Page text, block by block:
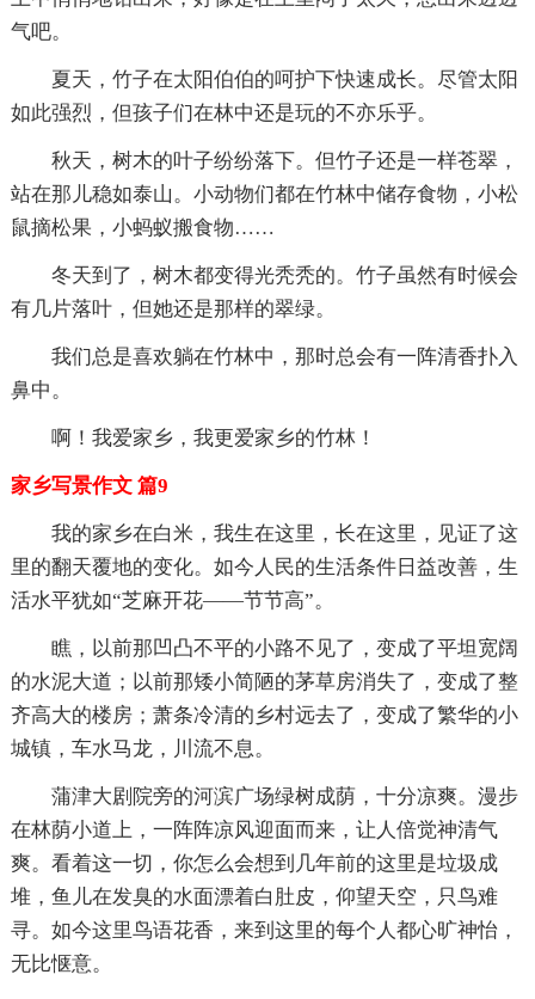
气吧。
夏天，竹子在太阳伯伯的呵护下快速成长。尽管太阳
如此强烈，但孩子们在林中还是玩的不亦乐乎。
秋天，树木的叶子纷纷落下。但竹子还是一样苍翠，
站在那儿稳如泰山。小动物们都在竹林中储存食物，小松
鼠摘松果，小蚂蚁搬食物……
冬天到了，树木都变得光秃秃的。竹子虽然有时候会
有几片落叶，但她还是那样的翠绿。
我们总是喜欢躺在竹林中，那时总会有一阵清香扑入
鼻中。
啊！我爱家乡，我更爱家乡的竹林！
家乡写景作文 篇9
我的家乡在白米，我生在这里，长在这里，见证了这
里的翻天覆地的变化。如今人民的生活条件日益改善，生
活水平犹如“芝麻开花——节节高”。
瞧，以前那凹凸不平的小路不见了，变成了平坦宽阔
的水泥大道；以前那矮小简陋的茅草房消失了，变成了整
齐高大的楼房；萧条冷清的乡村远去了，变成了繁华的小
城镇，车水马龙，川流不息。
蒲津大剧院旁的河滨广场绿树成荫，十分凉爽。漫步
在林荫小道上，一阵阵凉风迎面而来，让人倍觉神清气
爽。看着这一切，你怎么会想到几年前的这里是垃圾成
堆，鱼儿在发臭的水面漂着白肚皮，仰望天空，只鸟难
寻。如今这里鸟语花香，来到这里的每个人都心旷神怡，
无比惬意。